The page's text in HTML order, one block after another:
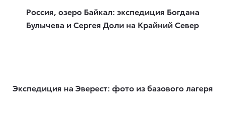
Россия, озеро Байкал: экспедиция Богдана
Булычева и Сергея Доли на Крайний Север
Экспедиция на Эверест: фото из базового лагеря